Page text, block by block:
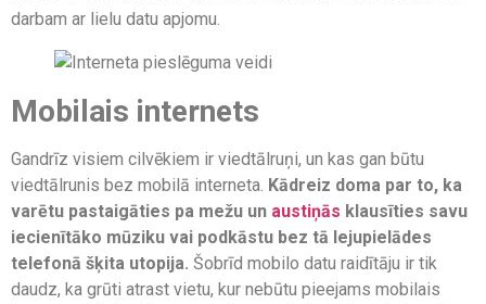
darbam ar lielu datu apjomu.
Mobilais internets
Gandrīz visiem cilvēkiem ir viedtālruņi, un kas gan būtu
viedtālrunis bez mobilā interneta. Kādreiz doma par to, ka
varētu pastaigāties pa mežu un austiņās klausīties savu
iecienītāko mūziku vai podkāstu bez tā lejupielādes
telefonā šķita utopija. Šobrīd mobilo datu raidītāju ir tik
daudz, ka grūti atrast vietu, kur nebūtu pieejams mobilais